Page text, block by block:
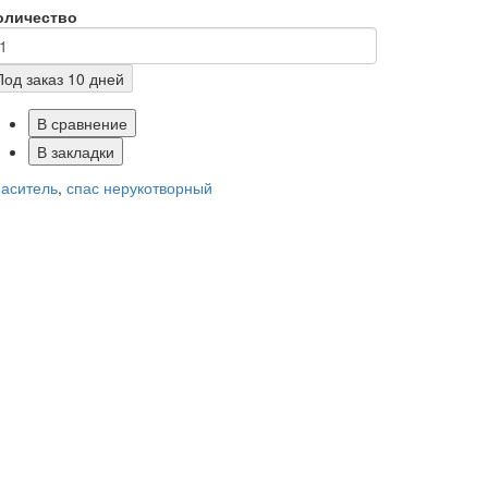
заказ 10 дней
В сравнение
В закладки
, спас нерукотворный